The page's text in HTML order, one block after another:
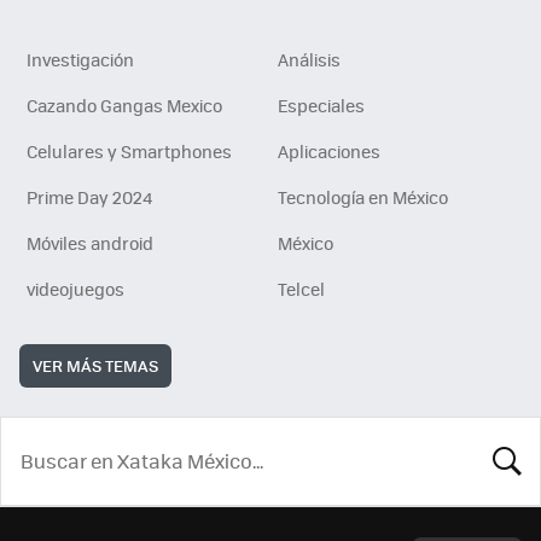
Investigación
Análisis
Cazando Gangas Mexico
Especiales
Celulares y Smartphones
Aplicaciones
Prime Day 2024
Tecnología en México
Móviles android
México
videojuegos
Telcel
VER MÁS TEMAS